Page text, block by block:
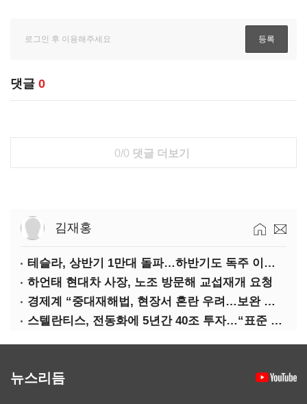
댓글 0
0/0 댓글 더보기
김재홍
테슬라, 상반기 1만대 돌파…하반기도 독주 이어질까
하언태 현대차 사장, 노조 방문해 교섭재개 요청
경제계 “중대재해법, 현장서 혼란 우려…보완 필요”
스텔란티스, 전동화에 5년간 40조 투자…“표준 제시”
뉴스리듬